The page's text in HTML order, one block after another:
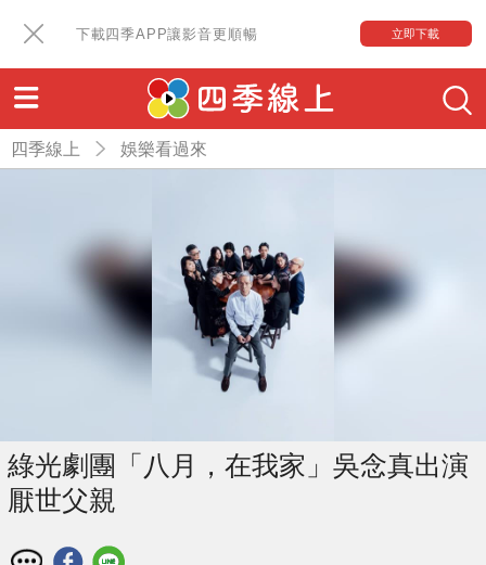
下載四季APP讓影音更順暢 立即下載
四季線上 娛樂看過來
綠光劇團「八月，在我家」吳念真出演
厭世父親